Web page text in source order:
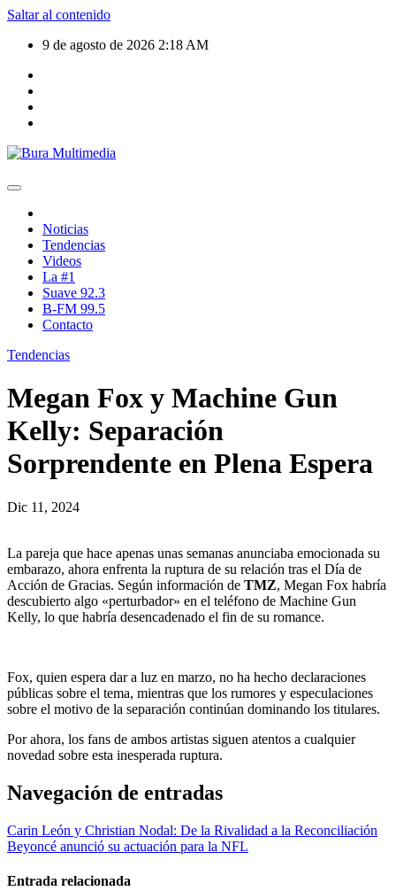
Saltar al contenido
9 de agosto de 2026 2:18 AM
Noticias
Tendencias
Videos
La #1
Suave 92.3
B-FM 99.5
Contacto
Tendencias
Megan Fox y Machine Gun
Kelly: Separación
Sorprendente en Plena Espera
Dic 11, 2024
La pareja que hace apenas unas semanas anunciaba emocionada su
embarazo, ahora enfrenta la ruptura de su relación tras el Día de
Acción de Gracias. Según información de TMZ, Megan Fox habría
descubierto algo «perturbador» en el teléfono de Machine Gun
Kelly, lo que habría desencadenado el fin de su romance.
Fox, quien espera dar a luz en marzo, no ha hecho declaraciones
públicas sobre el tema, mientras que los rumores y especulaciones
sobre el motivo de la separación continúan dominando los titulares.
Por ahora, los fans de ambos artistas siguen atentos a cualquier
novedad sobre esta inesperada ruptura.
Navegación de entradas
Carin León y Christian Nodal: De la Rivalidad a la Reconciliación
Beyoncé anunció su actuación para la NFL
Entrada relacionada